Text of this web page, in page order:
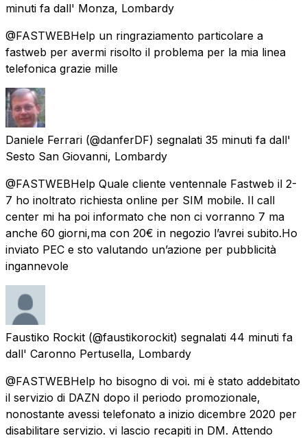
minuti fa dall' Monza, Lombardy
@FASTWEBHelp un ringraziamento particolare a
fastweb per avermi risolto il problema per la mia linea
telefonica grazie mille
Daniele Ferrari (@danferDF) segnalati 35 minuti fa dall'
Sesto San Giovanni, Lombardy
@FASTWEBHelp Quale cliente ventennale Fastweb il 2-
7 ho inoltrato richiesta online per SIM mobile. Il call
center mi ha poi informato che non ci vorranno 7 ma
anche 60 giorni,ma con 20€ in negozio l’avrei subito.Ho
inviato PEC e sto valutando un’azione per pubblicità
ingannevole
Faustiko Rockit (@faustikorockit) segnalati 44 minuti fa
dall' Caronno Pertusella, Lombardy
@FASTWEBHelp ho bisogno di voi. mi è stato addebitato
il servizio di DAZN dopo il periodo promozionale,
nonostante avessi telefonato a inizio dicembre 2020 per
disabilitare servizio. vi lascio recapiti in DM. Attendo